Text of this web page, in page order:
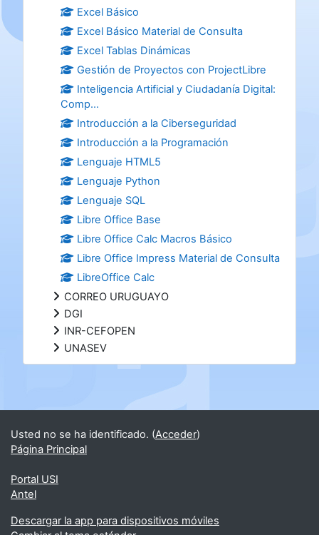
Excel Básico
Excel Básico Material de Consulta
Excel Tablas Dinámicas
Gestión de Proyectos con ProjectLibre
Inteligencia Artificial y Ciudadanía Digital:
Comp...
Introducción a la Ciberseguridad
Introducción a la Programación
Lenguaje HTML5
Lenguaje Python
Lenguaje SQL
Libre Office Base
Libre Office Calc Macros Básico
Libre Office Impress Material de Consulta
LibreOffice Calc
CORREO URUGUAYO
DGI
INR-CEFOPEN
UNASEV
Bloques suplementarios
Usted no se ha identificado. (Acceder)
Página Principal
Portal USI
Antel
Descargar la app para dispositivos móviles